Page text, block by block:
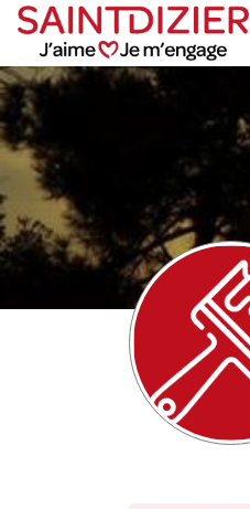
Panneau de gestion des cookies